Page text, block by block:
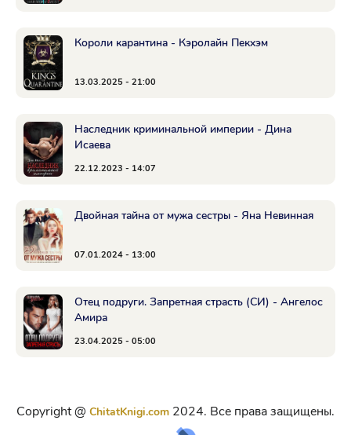
Короли карантина - Кэролайн Пекхэм
13.03.2025 - 21:00
Наследник криминальной империи - Дина
Исаева
22.12.2023 - 14:07
Двойная тайна от мужа сестры - Яна Невинная
07.01.2024 - 13:00
Отец подруги. Запретная страсть (СИ) - Ангелос
Амира
23.04.2025 - 05:00
Copyright @ ChitatKnigi.com 2024. Все права защищены.